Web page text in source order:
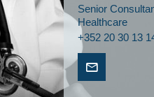
Senior
Healthcare
+352 20 30 13